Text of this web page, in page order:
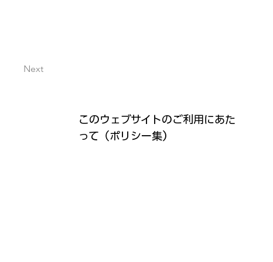
Next
このウェブサイトのご利用にあた
って（ポリシー集）